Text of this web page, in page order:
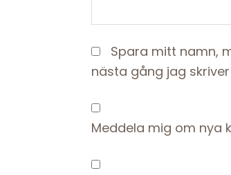
Spara mitt namn,
nästa gång jag
Meddela mig om nya